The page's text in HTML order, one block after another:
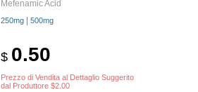
Mefenamic Acid
250mg | 500mg
$ 0.50
Prezzo di Vendita al Dettaglio Suggerito
dal Produttore $2.00